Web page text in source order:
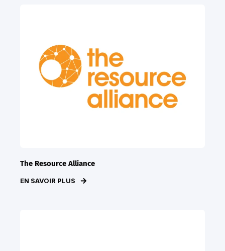
The Resource Alliance
EN SAVOIR PLUS